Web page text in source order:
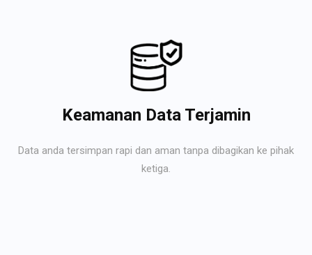
Keamanan Data Terjamin
Data anda tersimpan rapi dan aman tanpa dibagikan ke pihak
ketiga.